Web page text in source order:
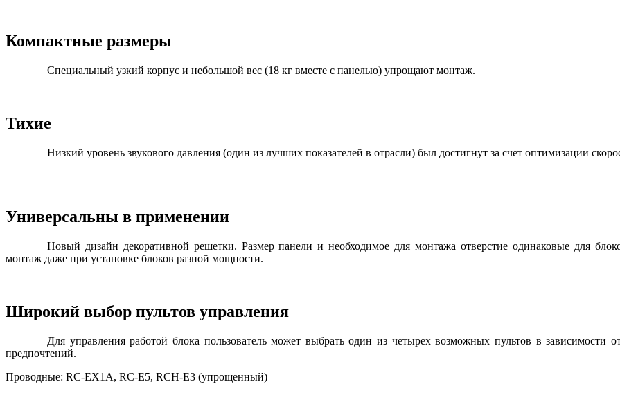
Компактные размеры
Специальный узкий корпус и небольшой вес (18 кг вместе с панелью) упрощают монтаж.
Тихие
Низкий уровень звукового давления (один из лучших показателей в отрасли) был достигнут за счет оптимизации
Универсальны в применении
Новый дизайн декоративной решетки. Размер панели и необходимое для монтажа отверстие одинаковые для
монтаж даже при установке блоков разной мощности.
Широкий выбор пультов управления
Для управления работой блока пользователь может выбрать один из четырех возможных пультов в
предпочтений.
Проводные: RC-EX1A, RC-E5, RCH-E3 (упрощенный)